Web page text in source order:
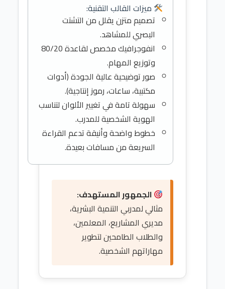
ميزات القالب التقنية:
تصميم متزن يقلل من التشتت
البصري للمشاهد.
انفوجرافيك مخصص لقاعدة 80/20
وتوزيع المهام.
صور توضيحية عالية الجودة (أدوات
مكتبية، ساعات، رموز إنتاجية).
سهولة تامة في تغيير الألوان لتناسب
الهوية الشخصية للمدرب.
خطوط واضحة وأنيقة تدعم القراءة
السريعة من مسافات بعيدة.
الجمهور المستهدف:
مثالي لمدربي التنمية البشرية،
مديري المشاريع، المعلمين،
والطلاب الطامحين لتطوير
مهاراتهم الشخصية.